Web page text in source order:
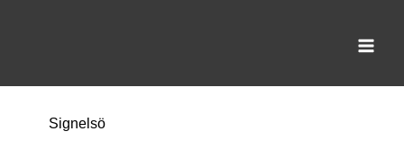
Signelsö